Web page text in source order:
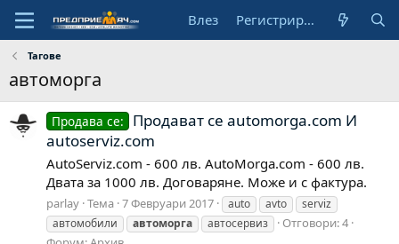
Влез Регистрирай се
Тагове
автоморга
Продава се:
Продават се automorga.com И
autoserviz.com
AutoServiz.com - 600 лв. AutoMorga.com - 600 лв.
Двата за 1000 лв. Договаряне. Може и с фактура.
parlay Тема 7 Февруари 2017 auto avto
serviz
автомобили
автоморга автосервиз
Отговори: 4